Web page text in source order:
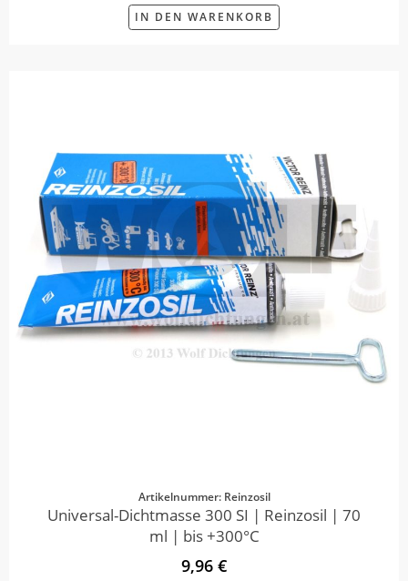
IN DEN WARENKORB
Artikelnummer: Reinzosil
Universal-Dichtmasse 300 SI | Reinzosil | 70
ml | bis +300°C
9,96 €